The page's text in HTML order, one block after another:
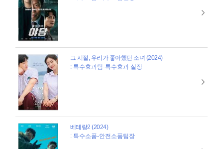
그 시절, 우리가 좋아했던 소녀 (2024)
: 특수효과팀-특수효과 실장
베테랑2 (2024)
: 특수소품-안전소품팀장